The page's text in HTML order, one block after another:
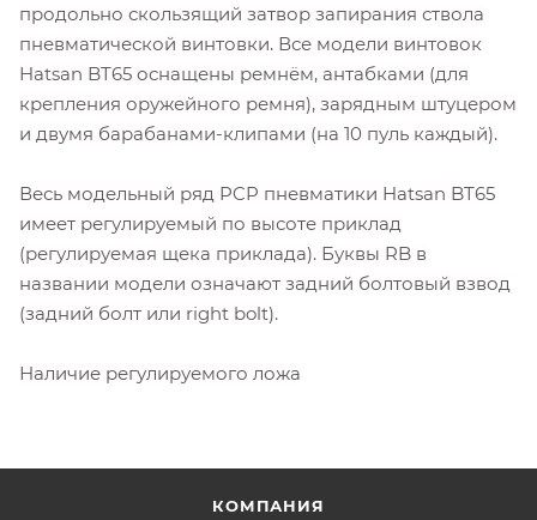
продольно скользящий затвор запирания ствола
пневматической винтовки. Все модели винтовок
Hatsan BT65 оснащены ремнём, антабками (для
крепления оружейного ремня), зарядным штуцером
и двумя барабанами-клипами (на 10 пуль каждый).
Весь модельный ряд PCP пневматики Hatsan BT65
имеет регулируемый по высоте приклад
(регулируемая щека приклада). Буквы RB в
названии модели означают задний болтовый взвод
(задний болт или right bolt).
Наличие регулируемого ложа
КОМПАНИЯ